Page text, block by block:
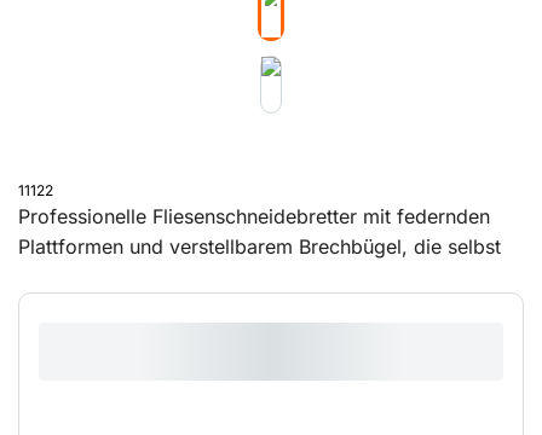
11122
Professionelle Fliesenschneidebretter mit federnden
Plattformen und verstellbarem Brechbügel, die selbst
Schnittfläche garantieren. Für Fliesen bis 60 cm